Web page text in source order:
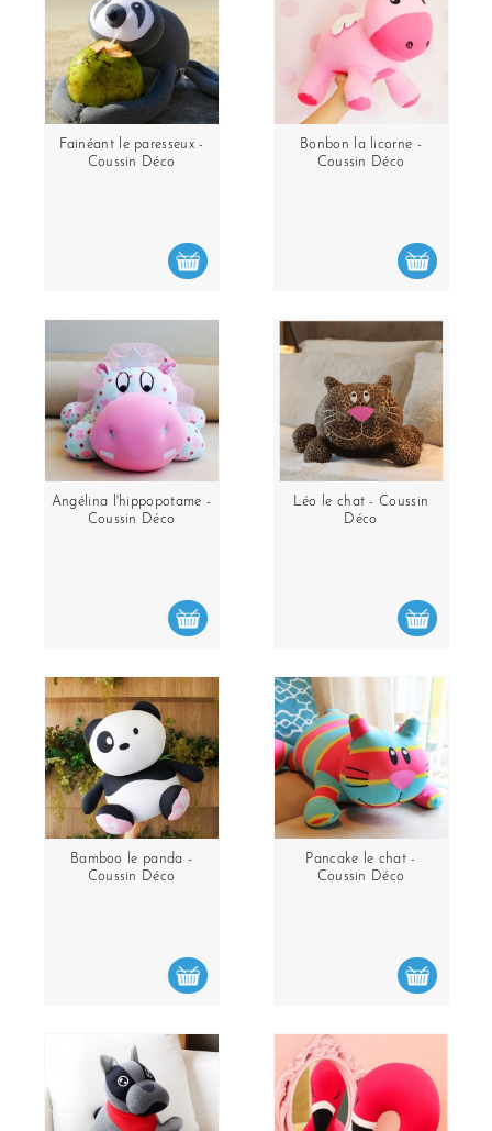
Fainéant le paresseux -
Coussin Déco
Bonbon la licorne -
Coussin Déco
Angélina l'hippopotame -
Coussin Déco
Léo le chat - Coussin
Déco
Bamboo le panda -
Coussin Déco
Pancake le chat -
Coussin Déco